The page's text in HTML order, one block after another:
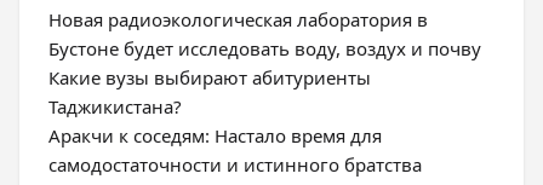
Новая радиоэкологическая лаборатория в
Бустоне будет исследовать воду, воздух и почву
Какие вузы выбирают абитуриенты
Таджикистана?
Аракчи к соседям: Настало время для
самодостаточности и истинного братства